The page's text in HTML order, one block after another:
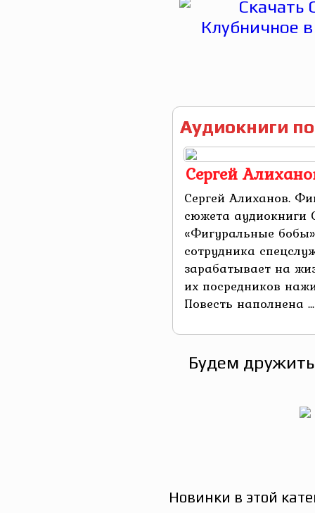
Аудиокниги
Сергей
Сергей Алиханов.
сюжета аудиокниги
«Фигуральные
сотрудника
зарабатывает на
их посредников
Повесть наполнена ...
Будем
Новинки в этой